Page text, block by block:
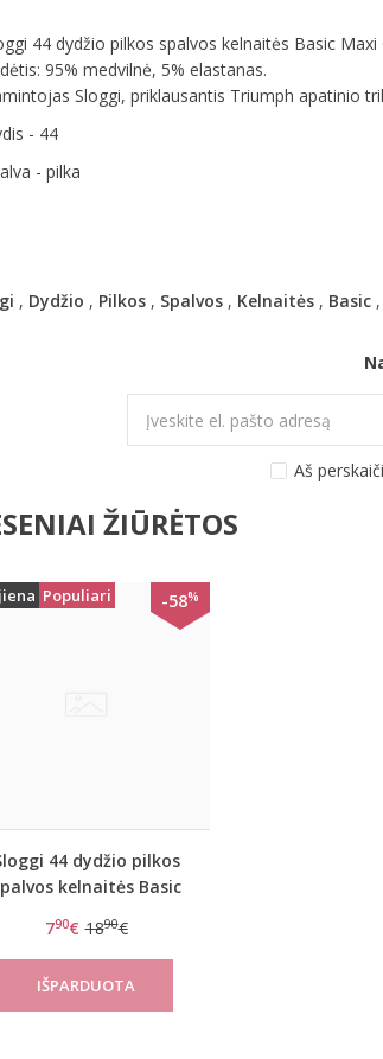
44 dydžio pilkos spalvos kelnaitės Basic Maxi
95% medvilnė, 5% elastanas.
Sloggi, priklausantis Triumph apatinio
- 44
- pilka
, Dydžio , Pilkos, Spalvos, Kelnaitės, Basic,
Aš
ŽIŪRĖTOS
Populiari -58%
44 dydžio pilkos
kelnaitės Basic
790€ 1890€